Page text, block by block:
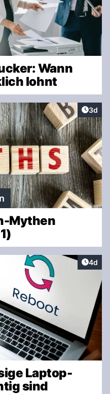
Wann
lohnt
3d
Mythen
4d
Laptop-
sind